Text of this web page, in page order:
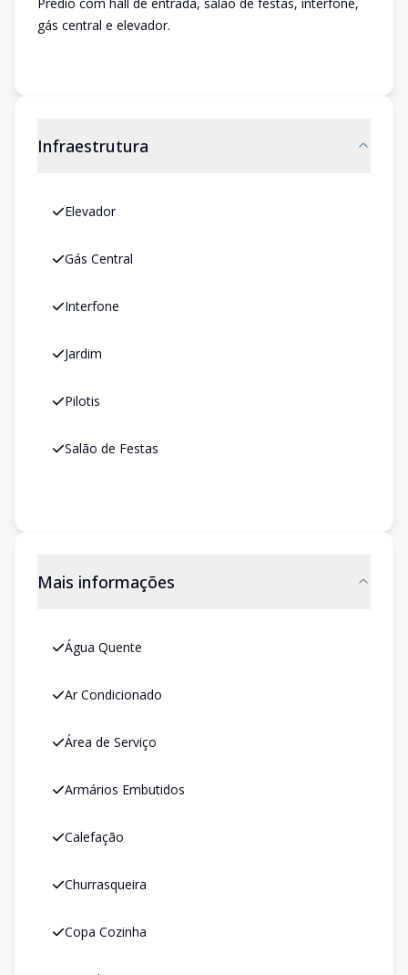
gás central e elevador.
Infraestrutura
Elevador
Gás Central
Interfone
Jardim
Pilotis
Salão de Festas
Mais informações
Água Quente
Ar Condicionado
Área de Serviço
Armários Embutidos
Calefação
Churrasqueira
Copa Cozinha